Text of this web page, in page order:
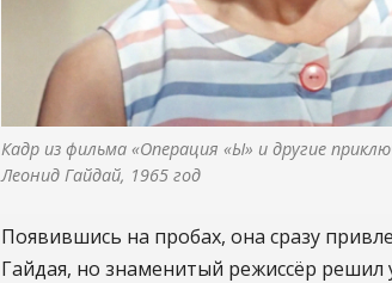
Кадр из фильма «Операция «Ы» и другие
Леонид Гайдай, 1965 год
Появившись на пробах, она сразу
Гайдая, но знаменитый режиссёр решил